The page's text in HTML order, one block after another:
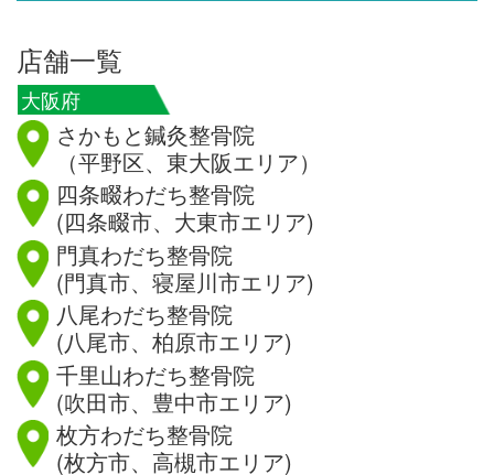
店舗一覧
大阪府
さかもと鍼灸整骨院
（平野区、東大阪エリア）
四条畷わだち整骨院
(四条畷市、大東市エリア)
門真わだち整骨院
(門真市、寝屋川市エリア)
八尾わだち整骨院
(八尾市、柏原市エリア)
千里山わだち整骨院
(吹田市、豊中市エリア)
枚方わだち整骨院
(枚方市、高槻市エリア)